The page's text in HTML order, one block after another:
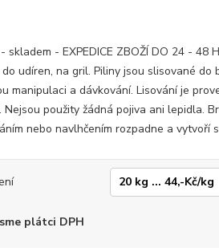
skladem - EXPEDICE ZBOŽÍ DO 24 - 48
udíren, na gril. Piliny jsou slisované do
manipulaci a dávkování. Lisování je
Nejsou použity žádná pojiva ani lepidla.
nebo navlhčením rozpadne a vytvoří
plátci DPH